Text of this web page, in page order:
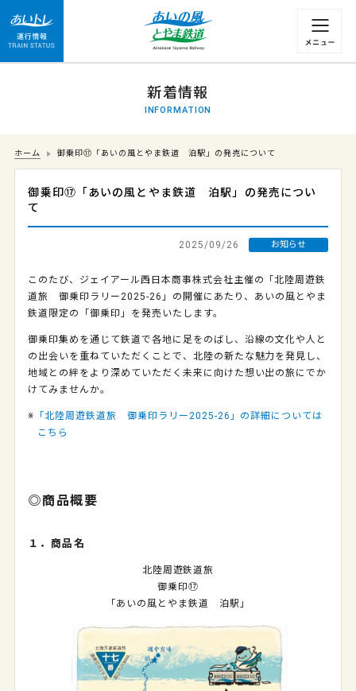
運行情報 列車の遅れ情報等についてはこちら
新着情報
INFORMATION
ホーム 御乗印⑰「あいの風とやま鉄道 泊駅」の発売について
御乗印⑰「あいの風とやま鉄道 泊駅」の発売につい
て
2025/09/26 お知らせ
このたび、ジェイアール西日本商事株式会社主催の「北陸周遊鉄
道旅 御乗印ラリー2025-26 」の開催にあたり、あいの風とやま
鉄道限定の「御乗印」を発売いたします。
御乗印集めを通じて鉄道で各地に足をのばし、沿線の文化や人と
の出会いを重ねていただくことで、北陸の新たな魅力を発見し、
地域との絆をより深めていただく未来に向けた想い出の旅にでか
けてみませんか。
※ 「北陸周遊鉄道旅 御乗印ラリー2025-26 」の詳細については
こちら
◎商品概要
１．商品名
北陸周遊鉄道旅
御乗印⑰
「あいの風とやま鉄道 泊駅」